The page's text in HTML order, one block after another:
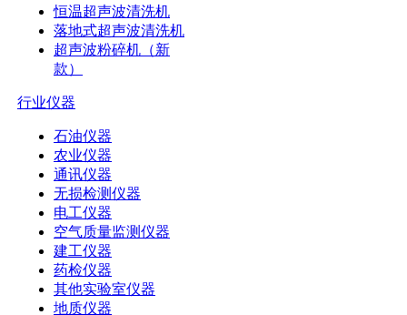
恒温超声波清洗机
落地式超声波清洗机
超声波粉碎机（新
款）
行业仪器
石油仪器
农业仪器
通讯仪器
无损检测仪器
电工仪器
空气质量监测仪器
建工仪器
药检仪器
其他实验室仪器
地质仪器